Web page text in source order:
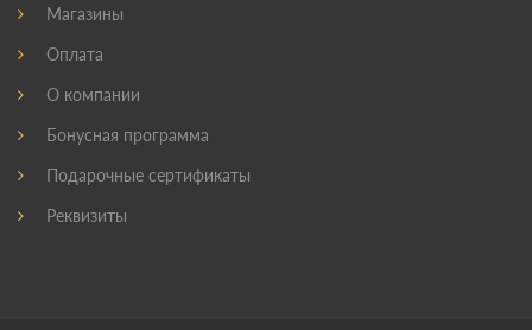
Магазины
Оплата
О компании
Бонусная программа
Подарочные сертификаты
Реквизиты